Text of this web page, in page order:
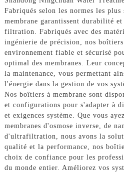
Fabriqués selon les normes les
membrane garantissent durabilité
filtration. Fabriqués avec des
ingénierie de précision, nos
environnement fiable et sécurisé
optimal des membranes. Leur
la maintenance, vous permettant
l'énergie dans la gestion de vos
Nos boîtiers à membrane sont
et configurations pour s'adapter à
et exigences système. Que vous
membranes d'osmose inverse, de
d'ultrafiltration, nous avons la
qualité et la performance, nos
choix de confiance pour les
du monde entier. Améliorez vos